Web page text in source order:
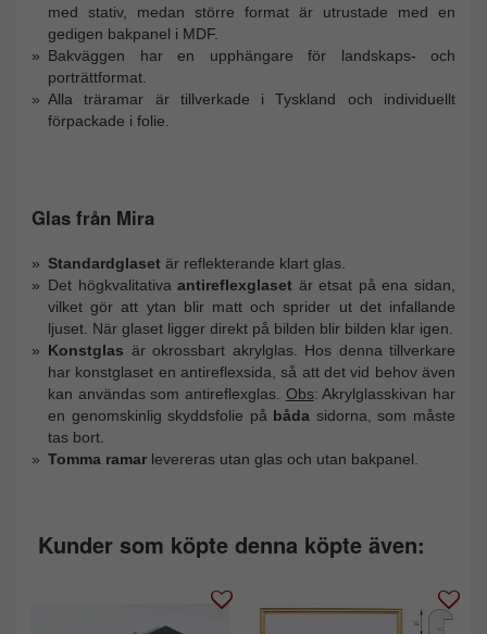
med stativ, medan större format är utrustade med en
gedigen bakpanel i MDF.
Bakväggen har en upphängare för landskaps- och
porträttformat.
Alla träramar är tillverkade i Tyskland och individuellt
förpackade i folie.
Glas från Mira
Standardglaset är reflekterande klart glas.
Det högkvalitativaantireflexglaset är etsat på ena sidan,
vilket gör att ytan blir matt och sprider ut det infallande
ljuset. När glaset ligger direkt på bilden blir bilden klar igen.
Konstglas är okrossbart akrylglas. Hos denna tillverkare
har konstglaset en antireflexsida, så att det vid behov även
kan användas som antireflexglas. Obs: Akrylglasskivan har
en genomskinlig skyddsfolie på båda sidorna, som måste
tas bort.
Tomma ramar levereras utan glas och utan bakpanel.
Kunder som köpte denna köpte även: